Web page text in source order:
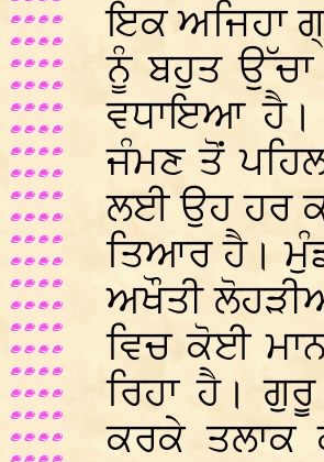
ਇਕ ਅਜਿਹਾ
ਨੂੰ ਬਹੁਤ ਉੱਚਾ
ਵਧਾਇਆ ਹੈ।
ਜੰਮਣ ਤੋਂ
ਲਈ ਉਹ ਹਰ
ਤਿਆਰ ਹੈ।
ਅਖੌਤੀ
ਵਿਚ ਕੋਈ
ਰਿਹਾ ਹੈ।
ਕਰਕੇ ਤਲਾਕ